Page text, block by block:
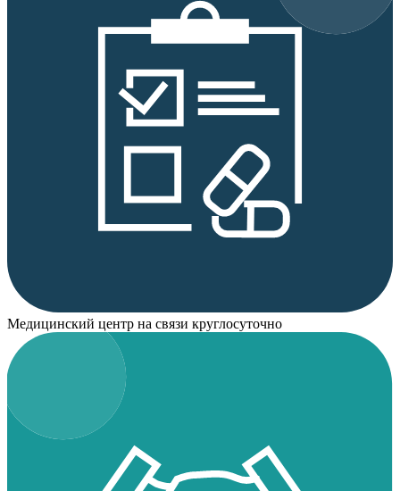
Медицинский центр на связи круглосуточно